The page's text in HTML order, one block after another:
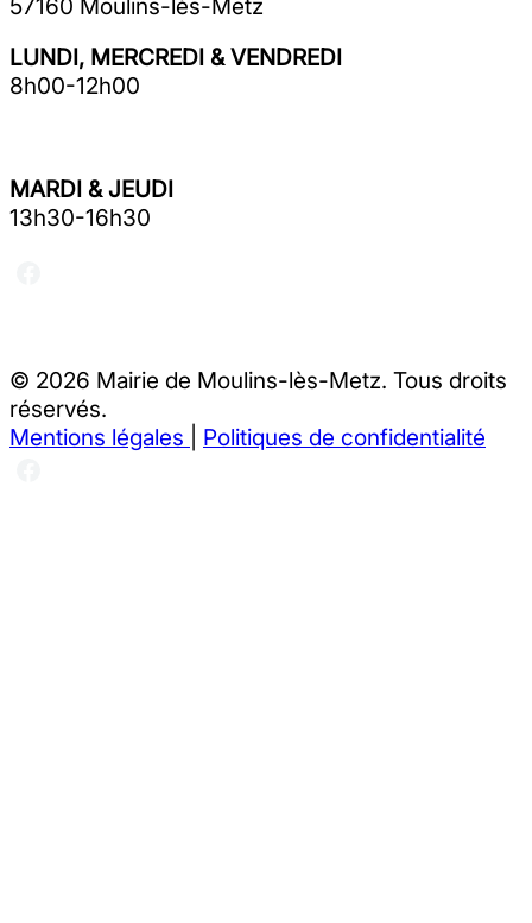
57160 Moulins-lès-Metz
LUNDI, MERCREDI & VENDREDI
8h00-12h00
MARDI & JEUDI
13h30-16h30
© 2026 Mairie de Moulins-lès-Metz. Tous droits
réservés.
Mentions légales
Politiques de confidentialité